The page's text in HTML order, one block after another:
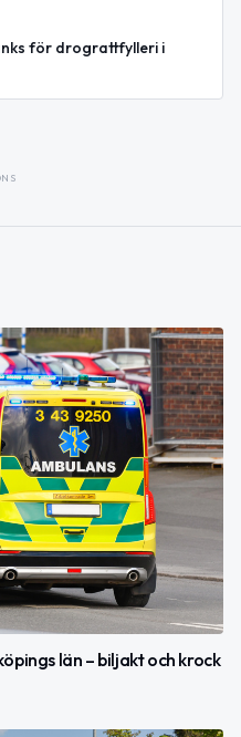
för drograttfylleri i
län – biljakt och krock